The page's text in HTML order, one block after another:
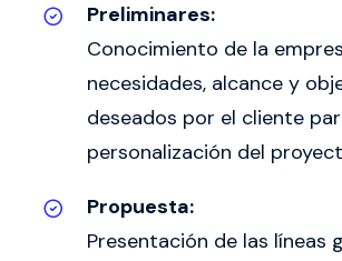
Preliminares:
Conocimiento de la
necesidades, alcance y
deseados por el cliente
personalización del
Propuesta:
Presentación de las líneas